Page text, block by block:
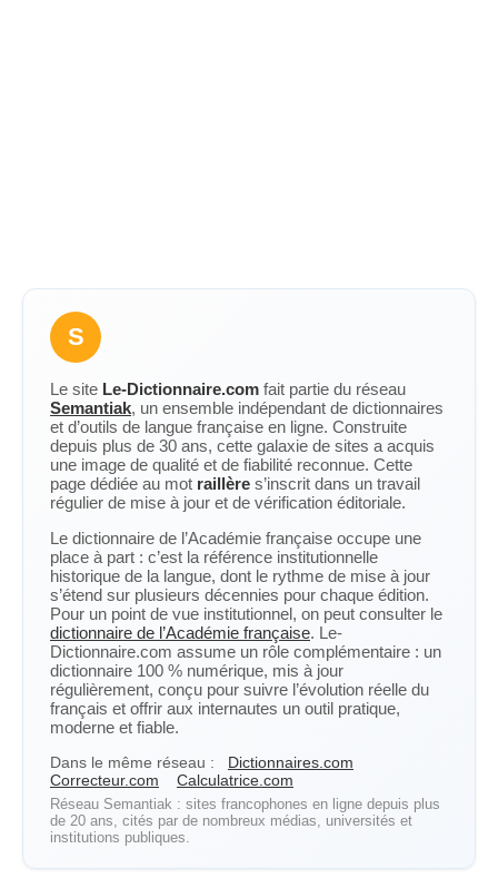
S
Le site Le-Dictionnaire.com fait partie du réseau
Semantiak, un ensemble indépendant de dictionnaires
et d’outils de langue française en ligne. Construite
depuis plus de 30 ans, cette galaxie de sites a acquis
une image de qualité et de fiabilité reconnue. Cette
page dédiée au mot raillère s’inscrit dans un travail
régulier de mise à jour et de vérification éditoriale.
Le dictionnaire de l’Académie française occupe une
place à part : c’est la référence institutionnelle
historique de la langue, dont le rythme de mise à jour
s’étend sur plusieurs décennies pour chaque édition.
Pour un point de vue institutionnel, on peut consulter le
dictionnaire de l’Académie française. Le-
Dictionnaire.com assume un rôle complémentaire : un
dictionnaire 100 % numérique, mis à jour
régulièrement, conçu pour suivre l’évolution réelle du
français et offrir aux internautes un outil pratique,
moderne et fiable.
Dans le même réseau :
Dictionnaires.com
Correcteur.com
Calculatrice.com
Réseau Semantiak : sites francophones en ligne depuis plus
de 20 ans, cités par de nombreux médias, universités et
institutions publiques.